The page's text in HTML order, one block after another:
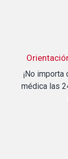
¡No
médica las